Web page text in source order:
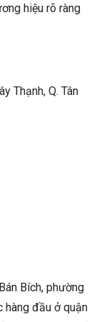
hiệu rõ ràng
Thạnh, Q. Tân
Bích, phường
hàng đầu ở quận